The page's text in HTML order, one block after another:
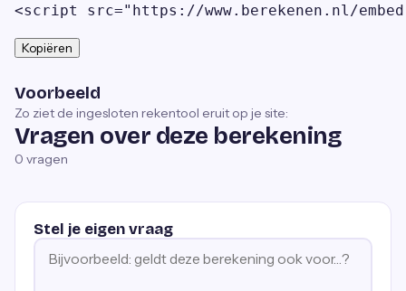
<script src="https://www.berekenen.nl/
Kopiëren
Voorbeeld
Zo ziet de ingesloten rekentool eruit op je site:
Vragen over deze berekening
0 vragen
Stel je eigen vraag